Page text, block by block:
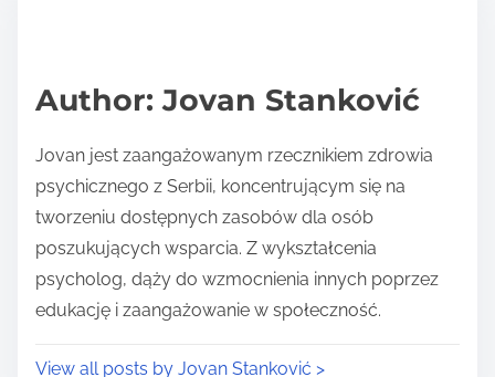
p
s
t
o
n
:
t
e
Author: Jovan Stanković
Jovan jest zaangażowanym rzecznikiem zdrowia
psychicznego z Serbii, koncentrującym się na
tworzeniu dostępnych zasobów dla osób
poszukujących wsparcia. Z wykształcenia
psycholog, dąży do wzmocnienia innych poprzez
edukację i zaangażowanie w społeczność.
View all posts by Jovan Stanković >